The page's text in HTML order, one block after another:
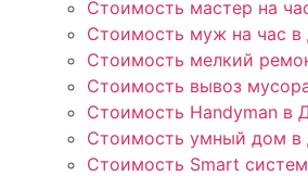
Стоимость мастер на
Стоимость муж на час в
Стоимость мелкий
Стоимость вывоз
Стоимость Handyman в
Стоимость умный дом в
Стоимость Smart